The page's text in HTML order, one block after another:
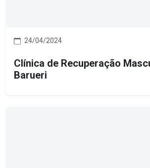
24/04/2024
Clínica de Recuperação
Barueri